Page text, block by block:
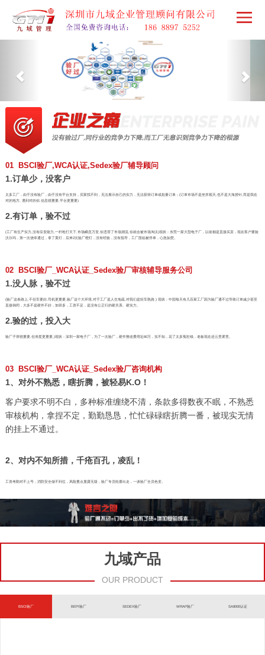
01 BSCI验厂,WCA认证,Sedex验厂辅导顾问
1.订单少，没客户
太多工厂，由于没有验厂，由于没有平台支持，买家找不到，无法展示自己的实力，无法获得订单或批量订单；(订单市场不是坐井观天,也不是大海捞针,而是我在
对的地方, 遇到对的你,信息很重要,平台更重要)
2.有订单，验不过
(工厂有生产实力,没有应变能力,一杆枪打天下,市场瞬息万变,你违背了市场潮流,你就会被市场淘汰)现状：东莞一家大型电子厂，以前都是直接买卖，现在客户要验
沃尔玛，第一次侥幸通过，拿了黄灯，后来2次验厂橙灯，没有经验，没有指导，工厂面临被停单，心急如焚。
02 BSCI验厂_WCA认证_Sedex验厂审核辅导服务公司
1.没人脉，验不过
(验厂这条路上,不但车要好,司机更重要,验厂这个大环境,对于工厂是人生地疏,对我们是轻车熟路.) 现状：中国每天有几百家工厂因为验厂通不过导致订单减少甚至
直接倒闭，大多不是硬件不好，加班多，工资不足，是没有公正行的硬关系、硬实力。
2.验的过，投入大
验厂子弹很重要,但准星更重要,)现状：深圳一家电子厂，为了一次验厂，硬件整改费用近80万，实不知，花了太多冤枉钱，老板现在还云里雾里。
03 BSCI验厂_WCA认证_Sedex验厂咨询机构
1、对外不熟悉，瞎折腾，被轻易K.O！
客户要求不明不白，多种标准缠绕不清，条款多得数夜不眠，不熟悉
审核机构，拿捏不定，勤勤恳恳，忙忙碌碌瞎折腾一番，被现实无情
的挂上不通过。
2、对内不知所措，千疮百孔，凌乱！
工资考勤对不上号，消防安全做不到位，风险重点显露无疑，验厂专员轮番出走，一谈验厂全员色变。
九域产品
OUR PRODUCT
BSCI验厂 BEPI验厂 SEDEX验厂 WRAP验厂 SA8000认证